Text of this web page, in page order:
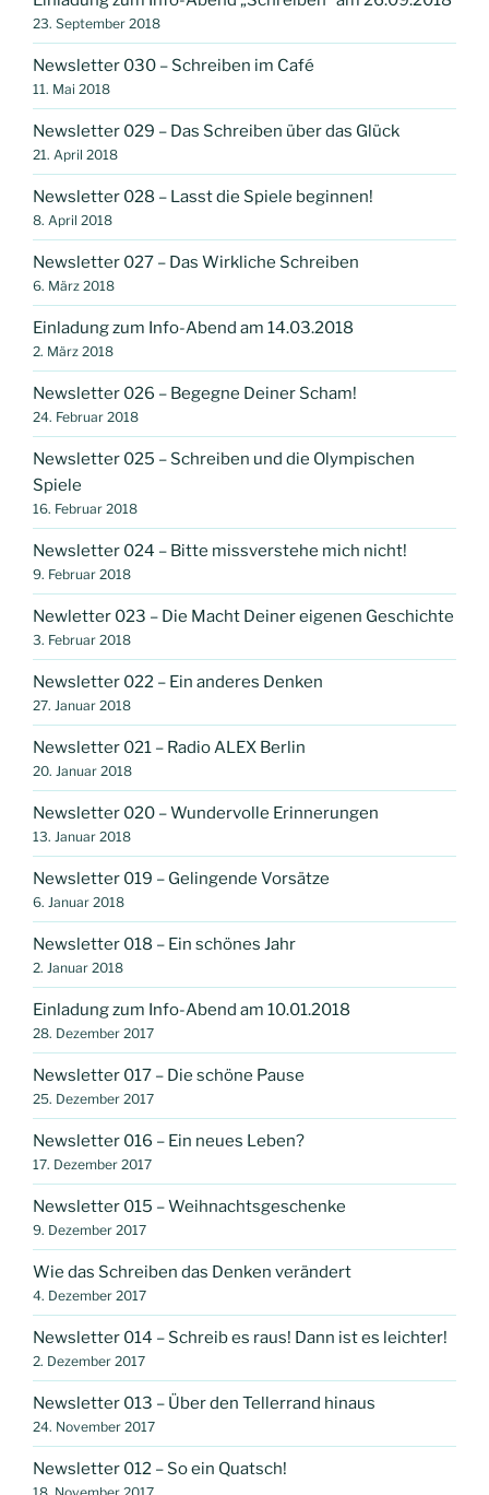
23. September 2018
Newsletter 030 – Schreiben im Café
11. Mai 2018
Newsletter 029 – Das Schreiben über das Glück
21. April 2018
Newsletter 028 – Lasst die Spiele beginnen!
8. April 2018
Newsletter 027 – Das Wirkliche Schreiben
6. März 2018
Einladung zum Info-Abend am 14.03.2018
2. März 2018
Newsletter 026 – Begegne Deiner Scham!
24. Februar 2018
Newsletter 025 – Schreiben und die Olympischen
Spiele
16. Februar 2018
Newsletter 024 – Bitte missverstehe mich nicht!
9. Februar 2018
Newletter 023 – Die Macht Deiner eigenen Geschichte
3. Februar 2018
Newsletter 022 – Ein anderes Denken
27. Januar 2018
Newsletter 021 – Radio ALEX Berlin
20. Januar 2018
Newsletter 020 – Wundervolle Erinnerungen
13. Januar 2018
Newsletter 019 – Gelingende Vorsätze
6. Januar 2018
Newsletter 018 – Ein schönes Jahr
2. Januar 2018
Einladung zum Info-Abend am 10.01.2018
28. Dezember 2017
Newsletter 017 – Die schöne Pause
25. Dezember 2017
Newsletter 016 – Ein neues Leben?
17. Dezember 2017
Newsletter 015 – Weihnachtsgeschenke
9. Dezember 2017
Wie das Schreiben das Denken verändert
4. Dezember 2017
Newsletter 014 – Schreib es raus! Dann ist es leichter!
2. Dezember 2017
Newsletter 013 – Über den Tellerrand hinaus
24. November 2017
Newsletter 012 – So ein Quatsch!